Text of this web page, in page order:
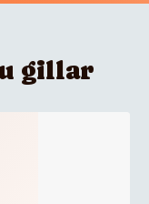
gillar